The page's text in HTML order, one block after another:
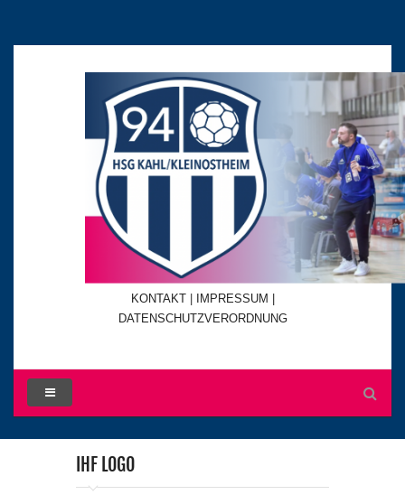
KONTAKT | IMPRESSUM |
DATENSCHUTZVERORDNUNG
IHF LOGO